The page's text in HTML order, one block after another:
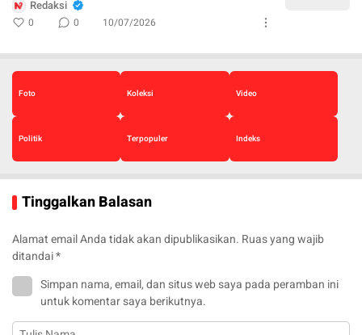
Redaksi
0 0 10/07/2026
Foto Koleksi Video
Politik Terpopuler Indeks
Tinggalkan Balasan
Alamat email Anda tidak akan dipublikasikan. Ruas yang wajib
ditandai*
Simpan nama, email, dan situs web saya pada peramban ini
untuk komentar saya berikutnya.